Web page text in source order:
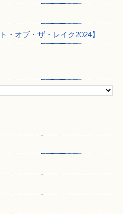
・オブ・ザ・レイク2024】